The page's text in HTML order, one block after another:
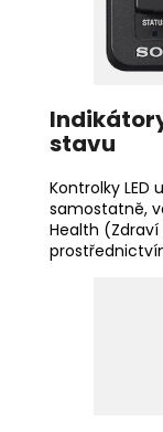
stavu
Kontrolky
samostatně,
Health